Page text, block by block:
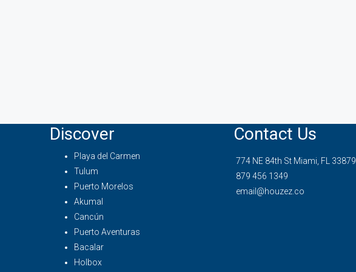
Discover
Playa del Carmen
Tulum
Puerto Morelos
Akumal
Cancún
Puerto Aventuras
Bacalar
Holbox
Contact Us
774 NE 84th St Miami, FL 33879
879 456 1349
email@houzez.co